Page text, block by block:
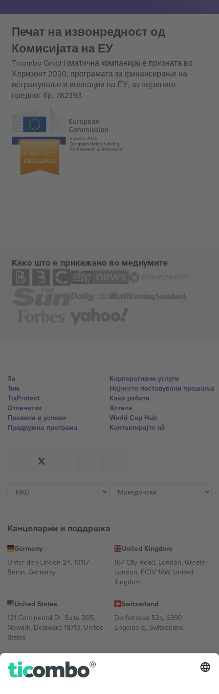
Печат на извонредност од
Комисијата на ЕУ
Ticombo GmbH (матична компанија) е призната во
Хоризонт 2020, програмата за финансирање на
истражување и иновации на ЕУ, за нејзиниот
предлог бр. 782393.
Како што е прикажано во медиумите
За
Тим
TixProtect
Отпечаток
Правила и услови
Придружна програма
Корпоративни услуги
Најчесто поставувани прашања
Како работи
Хотели
World Cup Hub
Контактирајте нѐ
Канцеларии и поддршка
Germany
Unter den Linden 24, 10117
Berlin, Germany
United Kingdom
167 City Road, London, Greater
London, EC1V 1AW, United
Kingdom
United States
131 Continental Dr, Suite 305,
Newark, Delaware 19713, United
States
Switzerland
Dorfstrasse 52a, 6390
Engelberg, Switzerland
Bulgaria
Regus Sofia City West, bul
UAE Dubai Silicon Oasis, DDP